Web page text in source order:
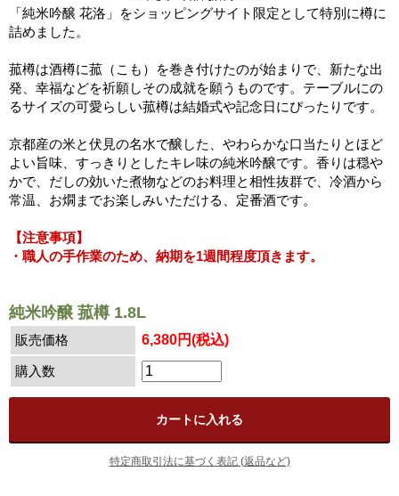
「純米吟醸 花洛」をショッピングサイト限定として特別に樽に
詰めました。
菰樽は酒樽に菰（こも）を巻き付けたのが始まりで、新たな出
発、幸福などを祈願しその成就を願うものです。テーブルにの
るサイズの可愛らしい菰樽は結婚式や記念日にぴったりです。
京都産の米と伏見の名水で醸した、やわらかな口当たりとほど
よい旨味、すっきりとしたキレ味の純米吟醸です。香りは穏や
かで、だしの効いた煮物などのお料理と相性抜群で、冷酒から
常温、お燗までお楽しみいただける、定番酒です。
【注意事項】
・職人の手作業のため、納期を1週間程度頂きます。
純米吟醸 菰樽 1.8L
販売価格 6,380円(税込)
購入数
特定商取引法に基づく表記 (返品など)